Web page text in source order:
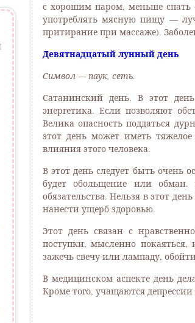
с хорошим паром, меньше спать
употреблять мясную пищу —
притирание при массаже).
Девятнадцатый лунный день
Символ — паук, сеть.
Сатанинский день. В этот
энергетика. Если позволяют
Велика опасность поддаться
этот день может иметь
влияния этого человека.
В этот день следует быть
будет обольщение или обман.
обязательства. Нельзя в этот
нанести ущерб здоровью.
Этот день связан с
поступки, мысленно
зажечь свечу или лампаду,
В медицинском аспекте день
Кроме того, учащаются депрессии